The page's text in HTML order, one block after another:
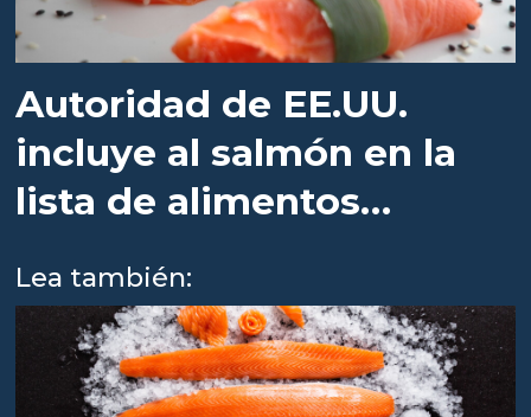
Autoridad de EE.UU.
incluye al salmón en la
lista de alimentos
Lea también: